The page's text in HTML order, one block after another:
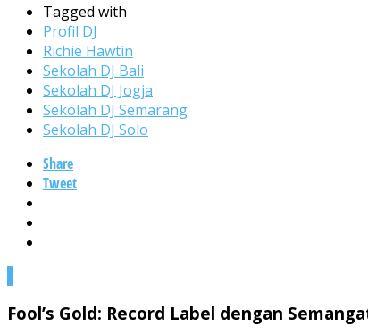
Tagged with
Profil DJ
Richie Hawtin
Sekolah DJ Bali
Sekolah DJ Jogja
Sekolah DJ Semarang
Sekolah DJ Solo
Share
Tweet
Fool’s Gold: Record Label dengan